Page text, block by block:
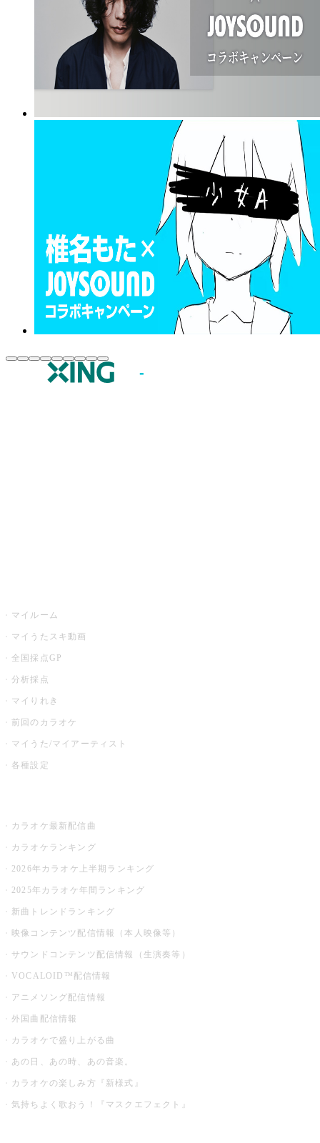
マイルーム
マイうたスキ動画
全国採点GP
分析採点
マイりれき
前回のカラオケ
マイうた/マイアーティスト
各種設定
カラオケ最新配信曲
カラオケランキング
2026年カラオケ上半期ランキング
2025年カラオケ年間ランキング
新曲トレンドランキング
映像コンテンツ配信情報（本人映像等）
サウンドコンテンツ配信情報（生演奏等）
VOCALOID™配信情報
アニメソング配信情報
外国曲配信情報
カラオケで盛り上がる曲
あの日、あの時、あの音楽。
カラオケの楽しみ方『新様式』
気持ちよく歌おう！『マスクエフェクト』